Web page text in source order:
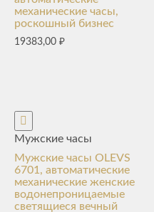
механические часы,
роскошный бизнес
19383,00 ₽
Мужские часы
Мужские часы OLEVS
6701, автоматические
механические женские
водонепроницаемые
светящиеся вечный